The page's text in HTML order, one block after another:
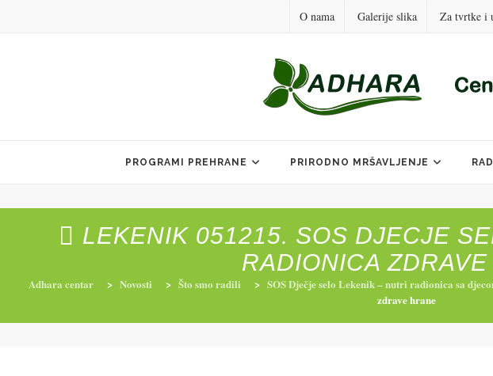
O nama Galerije slika Za tvrtke i
PROGRAMI PREHRANE PRIRODNO MRŠAVLJENJE
LEKENIK 051215. SOS DJECJE
RADIONICA
Adhara centar > Novosti > Što smo radili > SOS Dječje selo Lekenik – nutri radionica sa
zdrave hrane